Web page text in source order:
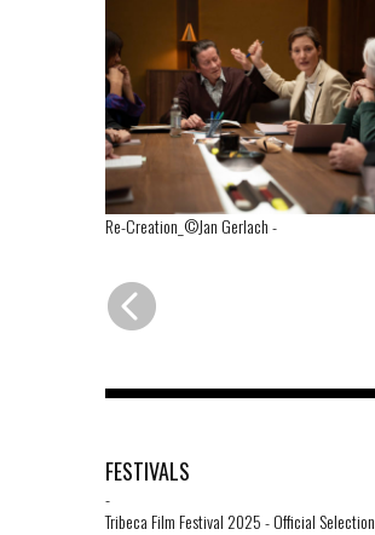
Re-Creation_©Jan Gerlach-
FESTIVALS
-
Tribeca Film Festival 2025 - Official Selection